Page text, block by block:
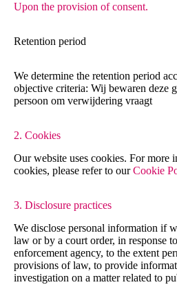
Upon the provision of consent.
Retention period
We determine the retention period
objective criteria: Wij bewaren deze
persoon om verwijdering vraagt
2. Cookies
Our website uses cookies. For more
cookies, please refer to ourCookie
3. Disclosure practices
We disclose personal information if
law or by a court order, in response
enforcement agency, to the extent
provisions of law, to provide
investigation on a matter related to